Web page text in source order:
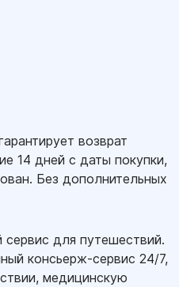
возврат
14 дней с даты покупки,
Без дополнительных
для путешествий.
консьерж-сервис 24/7,
медицинскую